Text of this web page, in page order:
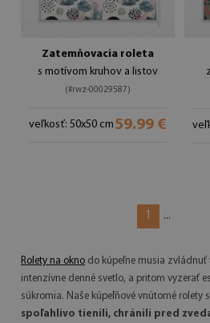
Zatemňovacia roleta
s motívom kruhov a listov
(#rwz-00029587)
veľkosť: 50x50 cm 59.99 €
1 ...
Rolety na okno do kúpeľne musia zvládnuť
intenzívne denné svetlo, a pritom vyzerať
súkromia. Naše kúpeľňové vnútorné rolety
spoľahlivo tienili, chránili pred